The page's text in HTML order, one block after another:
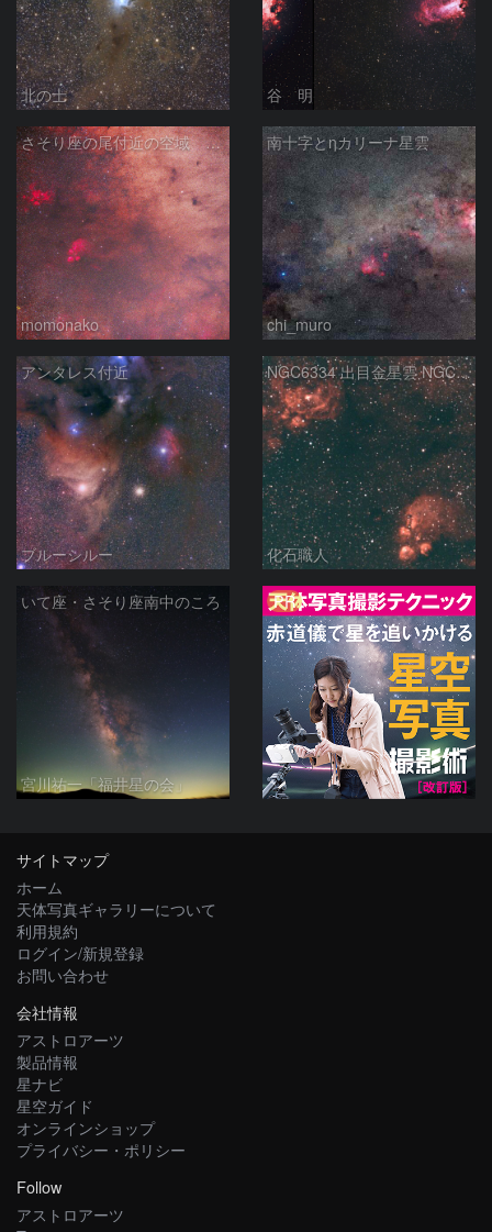
北の士 谷 明
さそり座の尾付近の空域 260718
momonako
南十字とηカリーナ星雲
chi_muro
アンタレス付近
ブルーシルー
NGC6334 出目金星雲 NGC6357 彼岸花星雲 さそり座
化石職人
いて座・さそり座南中のころ
宮川祐一「福井星の会」
PR
サイトマップ
ホーム
天体写真ギャラリーについて
利用規約
ログイン/新規登録
お問い合わせ
会社情報
アストロアーツ
製品情報
星ナビ
星空ガイド
オンラインショップ
プライバシー・ポリシー
Follow
アストロアーツ